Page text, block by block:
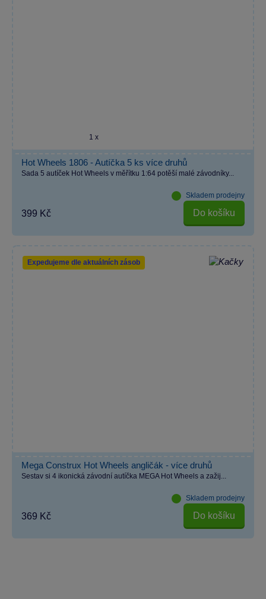
1 x
Hot Wheels 1806 - Autíčka 5 ks více druhů
Sada 5 autíček Hot Wheels v měřítku 1:64 potěší malé závodníky...
Skladem prodejny
399 Kč Do košíku
Expedujeme dle aktuálních zásob
Mega Construx Hot Wheels angličák - více druhů
Sestav si 4 ikonická závodní autíčka MEGA Hot Wheels a zažij...
Skladem prodejny
369 Kč Do košíku